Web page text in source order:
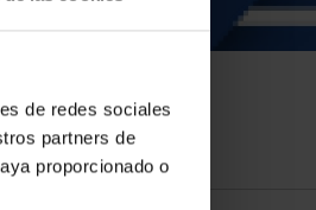
de redes sociales
partners de
proporcionado o